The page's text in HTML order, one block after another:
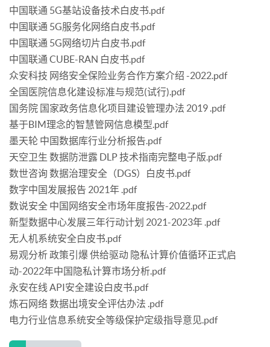
中国联通 5G基站设备技术白皮书.pdf
中国联通 5G服务化网络白皮书.pdf
中国联通 5G网络切片白皮书.pdf
中国联通 CUBE-RAN 白皮书.pdf
众安科技 网络安全保险业务合作方案介绍 -2022.pdf
全国医院信息化建设标准与规范(试行).pdf
国务院 国家政务信息化项目建设管理办法 2019 .pdf
基于BIM理念的智慧管网信息模型.pdf
墨天轮 中国数据库行业分析报告.pdf
天空卫生 数据防泄露 DLP 技术指南完整电子版.pdf
数世咨询 数据治理安全（DGS）白皮书.pdf
数字中国发展报告 2021年 .pdf
数说安全 中国网络安全市场年度报告-2022.pdf
新型数据中心发展三年行动计划 2021-2023年 .pdf
无人机系统安全白皮书.pdf
易观分析 政策引爆 供给驱动 隐私计算价值循环正式启
动-2022年中国隐私计算市场分析.pdf
永安在线 API安全建设白皮书.pdf
炼石网络 数据出境安全评估办法 .pdf
电力行业信息系统安全等级保护定级指导意见.pdf